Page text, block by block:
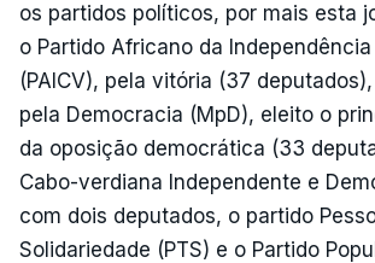
os partidos políticos, por mais esta
o Partido Africano da
(PAICV), pela vitória (37
pela Democracia (MpD), eleito o
da oposição democrática (33
Cabo-verdiana Independente e
com dois deputados, o partido
Solidariedade (PTS) e o Partido